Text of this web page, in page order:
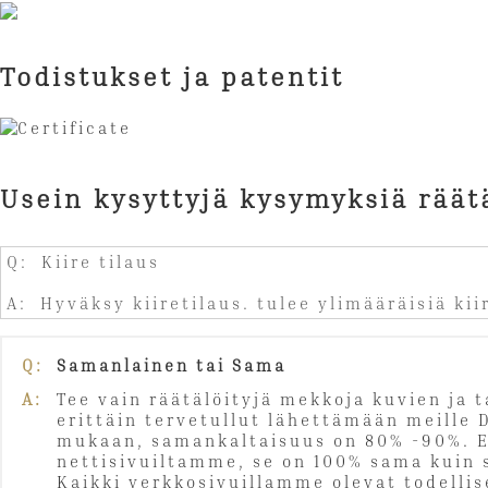
Todistukset ja patentit
Usein kysyttyjä kysymyksiä
Q: Kiire tilaus
A: Hyväksy kiiretilaus. tulee ylimääräisiä
Q:
Samanlainen tai Sama
A:
Tee vain räätälöityjä mekkoja kuvien ja
erittäin tervetullut lähettämään meille
mukaan, samankaltaisuus on 80% -
nettisivuiltamme, se on 100% sama
Kaikki verkkosivuillamme olevat